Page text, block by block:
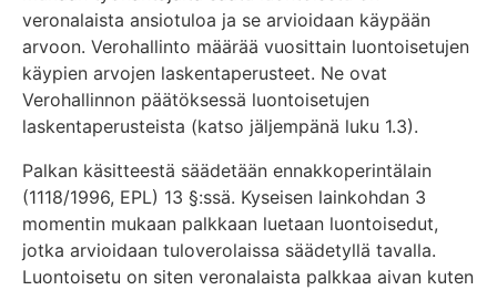
veronalaista ansiotuloa ja se arvioidaan käypään
arvoon. Verohallinto määrää vuosittain luontoisetujen
käypien arvojen laskentaperusteet. Ne ovat
Verohallinnon päätöksessä luontoisetujen
laskentaperusteista (katso jäljempänä luku 1.3).
Palkan käsitteestä säädetään ennakkoperintälain
(1118/1996, EPL) 13 §:ssä. Kyseisen lainkohdan 3
momentin mukaan palkkaan luetaan luontoisedut,
jotka arvioidaan tuloverolaissa säädetyllä tavalla.
Luontoisetu on siten veronalaista palkkaa aivan kuten